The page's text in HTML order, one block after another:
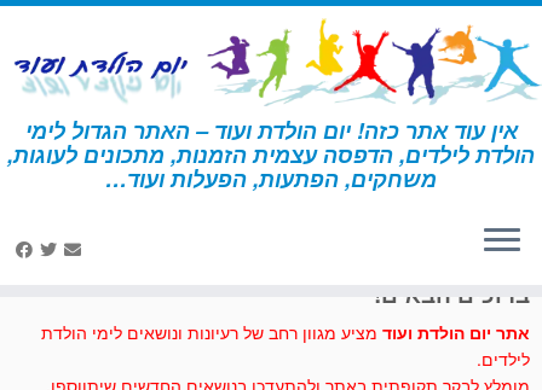
דלג
לתוכן
אין עוד אתר כזה! יום הולדת ועוד – האתר הגדול לימי
הולדת לילדים, הדפסה עצמית הזמנות, מתכונים לעוגות,
משחקים, הפתעות, הפעלות ועוד… דף הבית » מתכונים לעוגות וכיבוד » עוגת כובע קאובוי קלה להכנה
ברוכים הבאים!
אתר יום הולדת ועוד מציע מגוון רחב של רעיונות ונושאים לימי הולדת
לילדים.
מומלץ לבקר תקופתית באתר ולהתעדכן בנושאים החדשים שיתווספו.